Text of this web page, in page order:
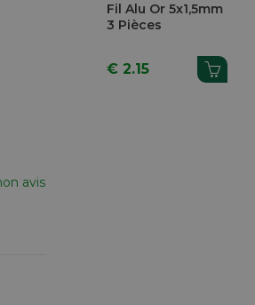
Fil Alu Or 5x1,5mm
3 Pièces
€ 2.15
avis